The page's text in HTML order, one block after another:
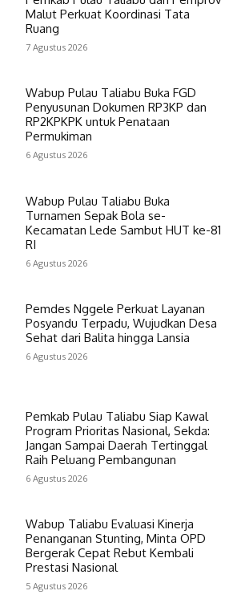
Malut Perkuat Koordinasi Tata
Ruang
7 Agustus 2026
Wabup Pulau Taliabu Buka FGD
Penyusunan Dokumen RP3KP dan
RP2KPKPK untuk Penataan
Permukiman
6 Agustus 2026
Wabup Pulau Taliabu Buka
Turnamen Sepak Bola se-
Kecamatan Lede Sambut HUT ke-81
RI
6 Agustus 2026
Pemdes Nggele Perkuat Layanan
Posyandu Terpadu, Wujudkan Desa
Sehat dari Balita hingga Lansia
6 Agustus 2026
Pemkab Pulau Taliabu Siap Kawal
Program Prioritas Nasional, Sekda:
Jangan Sampai Daerah Tertinggal
Raih Peluang Pembangunan
6 Agustus 2026
Wabup Taliabu Evaluasi Kinerja
Penanganan Stunting, Minta OPD
Bergerak Cepat Rebut Kembali
Prestasi Nasional
5 Agustus 2026